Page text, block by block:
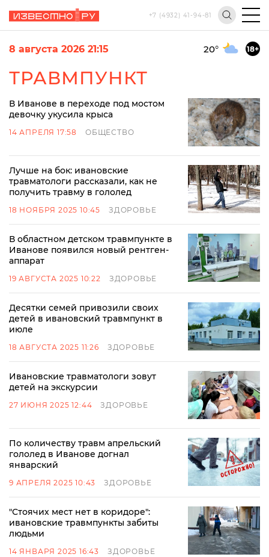
+7 (4932) 41-94-81
8 августа 2026 21:15 20° 18+
ТРАВМПУНКТ
В Иванове в переходе под мостом
девочку укусила крыса
14 АПРЕЛЯ 17:58 ОБЩЕСТВО
Лучше на бок: ивановские
травматологи рассказали, как не
получить травму в гололед
18 НОЯБРЯ 2025 10:45 ЗДОРОВЬЕ
В областном детском травмпункте в
Иванове появился новый рентген-
аппарат
19 АВГУСТА 2025 10:22 ЗДОРОВЬЕ
Десятки семей привозили своих
детей в ивановский травмпункт в
июле
18 АВГУСТА 2025 11:26 ЗДОРОВЬЕ
Ивановские травматологи зовут
детей на экскурсии
27 ИЮНЯ 2025 12:44 ЗДОРОВЬЕ
По количеству травм апрельский
гололед в Иванове догнал
январский
9 АПРЕЛЯ 2025 10:43 ЗДОРОВЬЕ
"Стоячих мест нет в коридоре":
ивановские травмпункты забиты
людьми
14 ЯНВАРЯ 2025 16:43 ЗДОРОВЬЕ